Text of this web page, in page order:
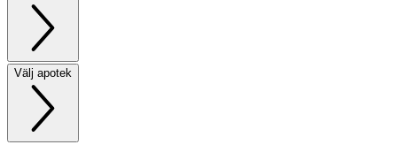
Välj apotek